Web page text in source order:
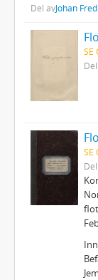
Del avJohan
SE
SE